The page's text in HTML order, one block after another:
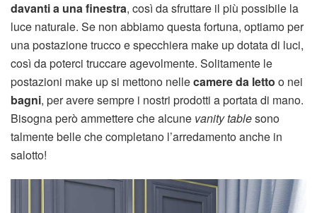
davanti a una finestra, così da sfruttare il più possibile la
luce naturale. Se non abbiamo questa fortuna, optiamo per
una postazione trucco e specchiera make up dotata di luci,
così da poterci truccare agevolmente. Solitamente le
postazioni make up si mettono nellecamere da letto o nei
bagni, per avere sempre i nostri prodotti a portata di mano.
Bisogna però ammettere che alcune vanity tablesono
talmente belle che completano l’arredamento anche in
salotto!